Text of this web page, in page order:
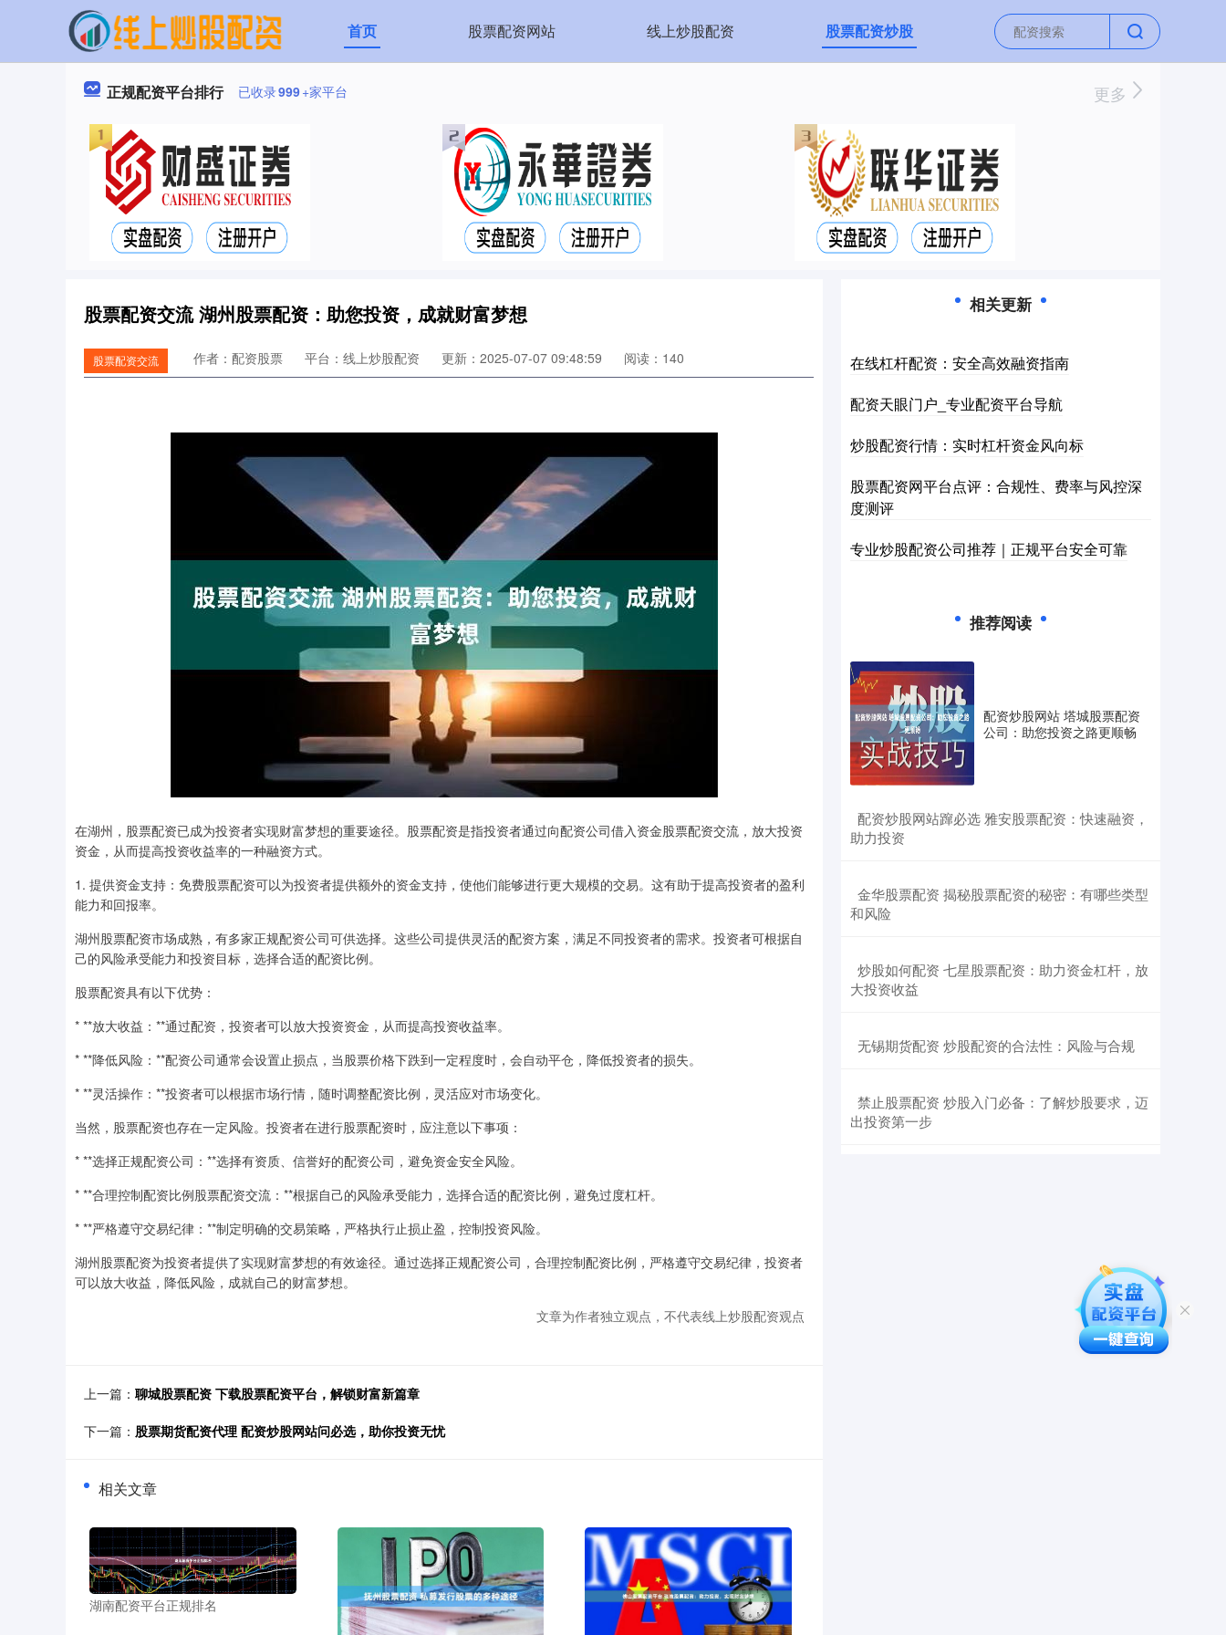
首页 股票配资网站 线上炒股配资 股票配资炒股
正规配资平台排行 已收录999+家平台 更多
股票配资交流 湖州股票配资：助您投资，成就财富梦想
股票配资交流 作者：配资股票 平台：线上炒股配资 更新：2025-07-07 09:48:59 阅读：140
在湖州，股票配资已成为投资者实现财富梦想的重要途径。股票配资是指投资者通过向配资公司借入资金股票配资交流，放大投资
资金，从而提高投资收益率的一种融资方式。
1. 提供资金支持：免费股票配资可以为投资者提供额外的资金支持，使他们能够进行更大规模的交易。这有助于提高投资者的盈利
能力和回报率。
湖州股票配资市场成熟，有多家正规配资公司可供选择。这些公司提供灵活的配资方案，满足不同投资者的需求。投资者可根据自
己的风险承受能力和投资目标，选择合适的配资比例。
股票配资具有以下优势：
* **放大收益：**通过配资，投资者可以放大投资资金，从而提高投资收益率。
* **降低风险：**配资公司通常会设置止损点，当股票价格下跌到一定程度时，会自动平仓，降低投资者的损失。
* **灵活操作：**投资者可以根据市场行情，随时调整配资比例，灵活应对市场变化。
当然，股票配资也存在一定风险。投资者在进行股票配资时，应注意以下事项：
* **选择正规配资公司：**选择有资质、信誉好的配资公司，避免资金安全风险。
* **合理控制配资比例股票配资交流：**根据自己的风险承受能力，选择合适的配资比例，避免过度杠杆。
* **严格遵守交易纪律：**制定明确的交易策略，严格执行止损止盈，控制投资风险。
湖州股票配资为投资者提供了实现财富梦想的有效途径。通过选择正规配资公司，合理控制配资比例，严格遵守交易纪律，投资者
可以放大收益，降低风险，成就自己的财富梦想。
文章为作者独立观点，不代表线上炒股配资观点
上一篇： 聊城股票配资 下载股票配资平台，解锁财富新篇章
下一篇： 股票期货配资代理 配资炒股网站问必选，助你投资无忧
相关文章
湖南配资平台正规排名
相关更新
在线杠杆配资：安全高效融资指南
配资天眼门户_专业配资平台导航
炒股配资行情：实时杠杆资金风向标
股票配资网平台点评：合规性、费率与风控深
度测评
专业炒股配资公司推荐｜正规平台安全可靠
推荐阅读
配资炒股网站 塔城股票配资
公司：助您投资之路更顺畅
​配资炒股网站蹿必选 雅安股票配资：快速融资，
助力投资
​金华股票配资 揭秘股票配资的秘密：有哪些类型
和风险
​炒股如何配资 七星股票配资：助力资金杠杆，放
大投资收益
​无锡期货配资 炒股配资的合法性：风险与合规
​禁止股票配资 炒股入门必备：了解炒股要求，迈
出投资第一步